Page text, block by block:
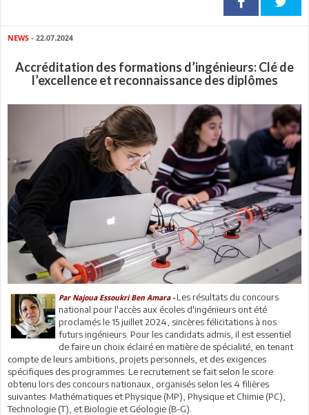
NEWS - 22.07.2024
Accréditation des formations d’ingénieurs: Clé de
l’excellence et reconnaissance des diplômes
Par Najoua Essoukri Ben Amara -Les résultats du concours
national pour l'accès aux écoles d'ingénieurs ont été
proclamés le 15 juillet 2024, sincères félicitations à nos
futurs ingénieurs. Pour les candidats admis, il est essentiel
de faire un choix éclairé en matière de spécialité, en tenant
compte de leurs ambitions, projets personnels, et des exigences
spécifiques des programmes. Le recrutement se fait selon le score
obtenu lors des concours nationaux, organisés selon les 4 filières
suivantes: Mathématiques et Physique (MP), Physique et Chimie (PC),
Technologie (T), et Biologie et Géologie (B-G).